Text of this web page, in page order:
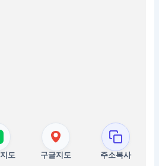
도 구글지도 주소복사